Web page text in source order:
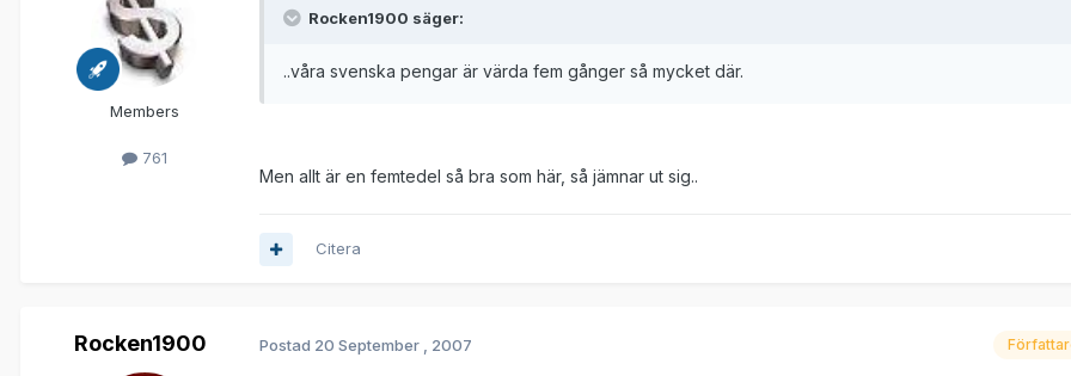
Members
761
Rocken1900 säger:
..våra svenska pengar är värda fem gånger så mycket där.
Men allt är en femtedel så bra som här, så jämnar ut sig..
Citera
Rocken1900 Postad 20 September , 2007